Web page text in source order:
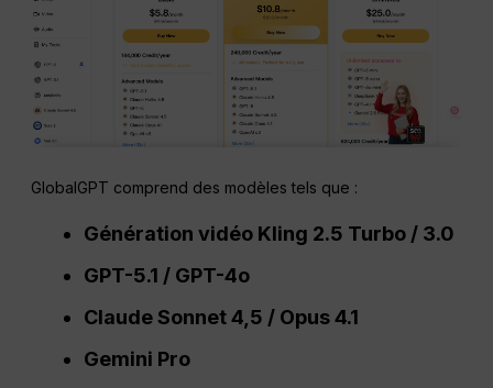
GlobalGPT comprend des modèles tels que :
Génération vidéo Kling 2.5 Turbo / 3.0
GPT-5.1 / GPT-4o
Claude Sonnet 4,5 / Opus4.1
Gemini Pro